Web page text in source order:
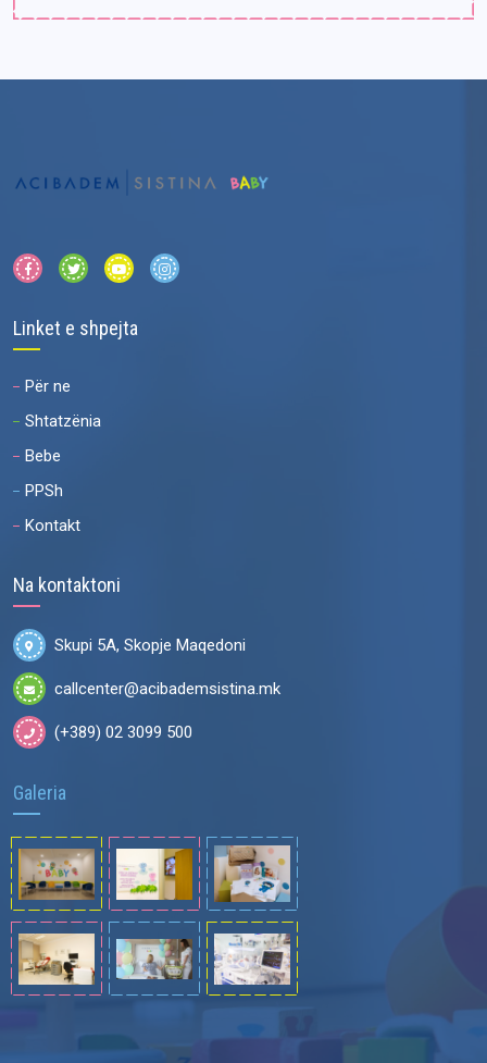
Linket e shpejta
Për ne
Shtatzënia
Bebe
PPSh
Kontakt
Na kontaktoni
Skupi 5A, Skopje Maqedoni
callcenter@acibademsistina.mk
(+389) 02 3099 500
Galeria